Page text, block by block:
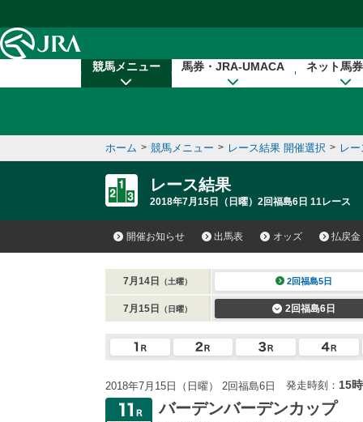
競馬メニュー 馬券・JRA-UMACA ネット馬
ホーム > 競馬メニュー > レース結果 開催選択 > レ
レース結果
2018年7月15日（日曜）2回福島6日 11レース
開催お知らせ 出馬表 オッズ 払戻金
7月14日 （土曜） 2回福島5日
7月15日 （日曜） 2回福島6日
2018年7月15日（日曜） 2回福島6日 発走時刻： 15
バーデンバーデンカップ